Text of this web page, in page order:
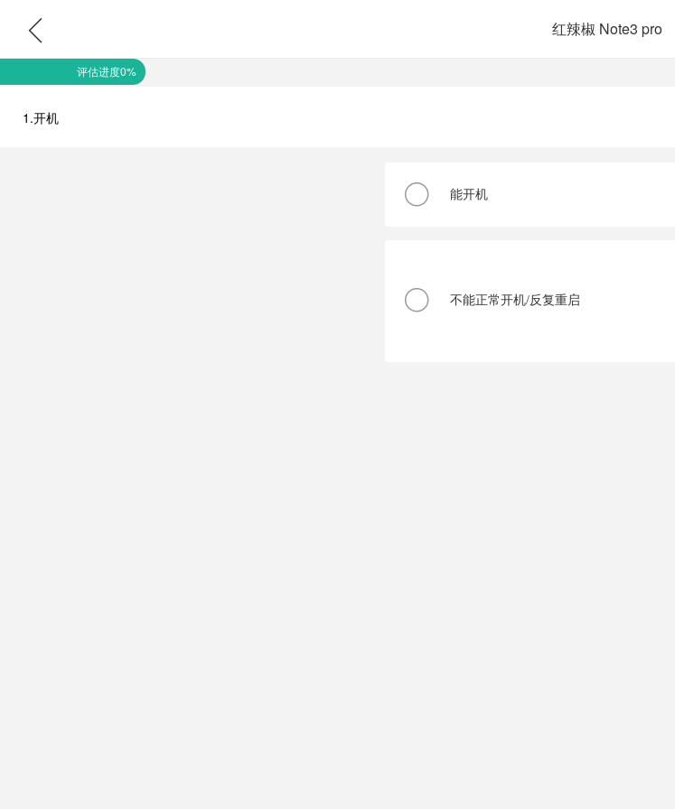
红辣椒 Note3 pro
评估进度0%
1.开机
能开机
不能正常开机/反复重启